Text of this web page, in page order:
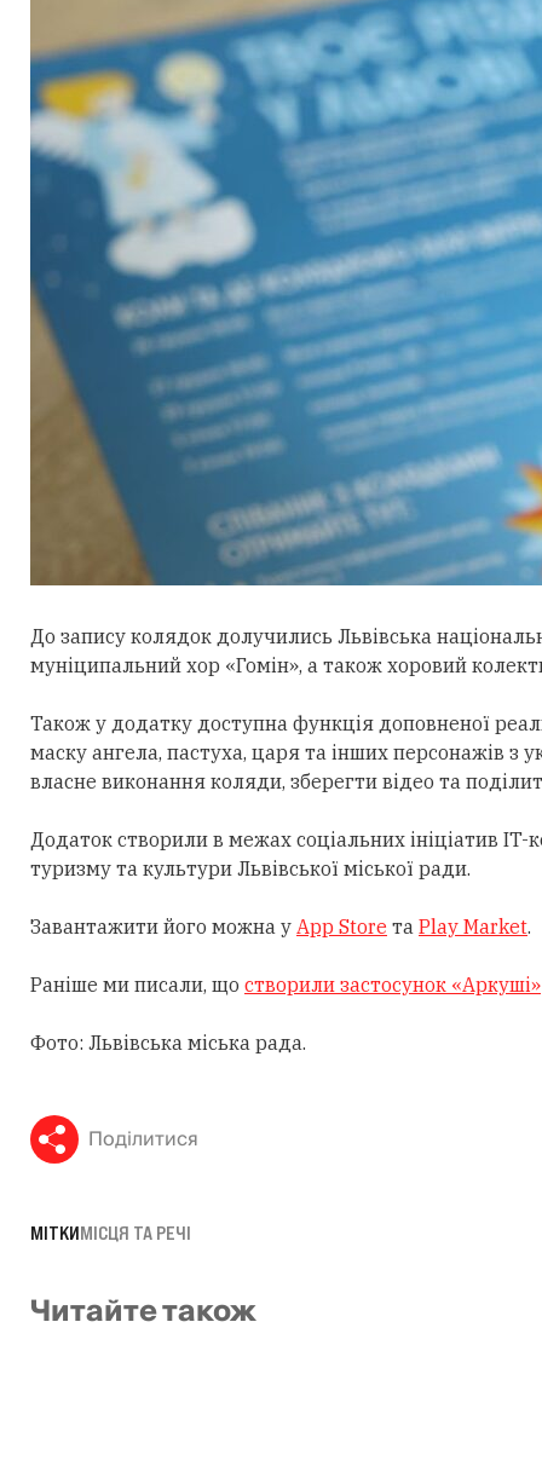
До запису колядок долучились Львівська
муніципальний хор «Гомін», а також хоровий
Також у додатку доступна функція доповненої
маску ангела, пастуха, царя та інших персонажів з
власне виконання коляди, зберегти відео та
Додаток створили в межах соціальних ініціатив
туризму та культури Львівської міської ради.
Завантажити його можна у App Store та Play Market.
Раніше ми писали, що створили застосунок «Аркуші»
Фото: Львівська міська рада.
Поділитися
МІТКИМІСЦЯ ТА РЕЧІ
Читайте також